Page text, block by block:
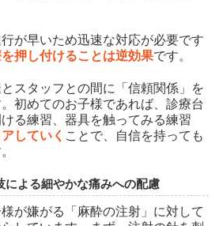
が早いため迅速な対応が必要です
押し付けることは逆効果です。
スタッフとの間に「信頼関係」を
初めてのお子様であれば、診療台
る練習、器具を触ってみる練習
していく ことで、自信を持っても
による細やかな痛みへの配慮
が嫌がる「麻酔の注射」に対して